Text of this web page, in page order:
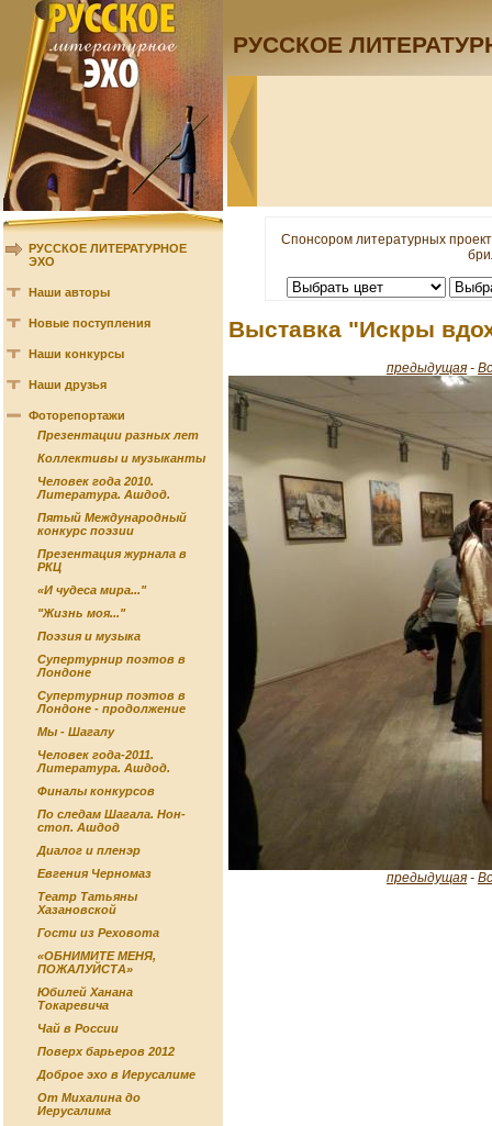
РУССКОЕ
РУССКОЕ ЛИТЕРАТУРНОЕ
ЭХО
Наши авторы
Новые поступления
Наши конкурсы
Наши друзья
Фоторепортажи
Презентации разных лет
Коллективы и музыканты
Человек года 2010.
Литература. Ашдод.
Пятый Международный
конкурс поэзии
Презентация журнала в
РКЦ
«И чудеса мира..."
"Жизнь моя..."
Поэзия и музыка
Супертурнир поэтов в
Лондоне
Супертурнир поэтов в
Лондоне - продолжение
Мы - Шагалу
Человек года-2011.
Литература. Ашдод.
Финалы конкурсов
По следам Шагала. Нон-
стоп. Ашдод
Диалог и пленэр
Евгения Черномаз
Театр Татьяны
Хазановской
Гости из Реховота
«ОБНИМИТЕ МЕНЯ,
ПОЖАЛУЙСТА»
Юбилей Ханана
Токаревича
Чай в России
Поверх барьеров 2012
Доброе эхо в Иерусалиме
От Михалина до
Иерусалима
Спонсором литературных
Выставка "Искры
предыдущая -
предыдущая -